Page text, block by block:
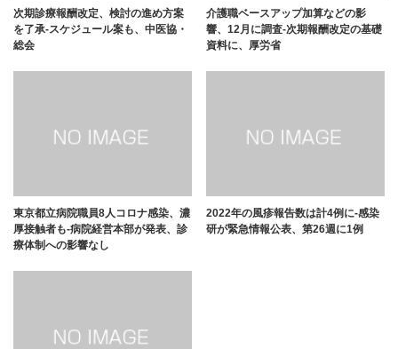
次期診療報酬改定、検討の進め方案
を了承-スケジュール案も、中医協・
総会
介護職ベースアップ加算などの影
響、12月に調査-次期報酬改定の基礎
資料に、厚労省
東京都立病院職員8人コロナ感染、濃
厚接触者も-病院経営本部が発表、診
療体制への影響なし
2022年の風疹報告数は計4例に-感染
研が緊急情報公表、第26週に1例